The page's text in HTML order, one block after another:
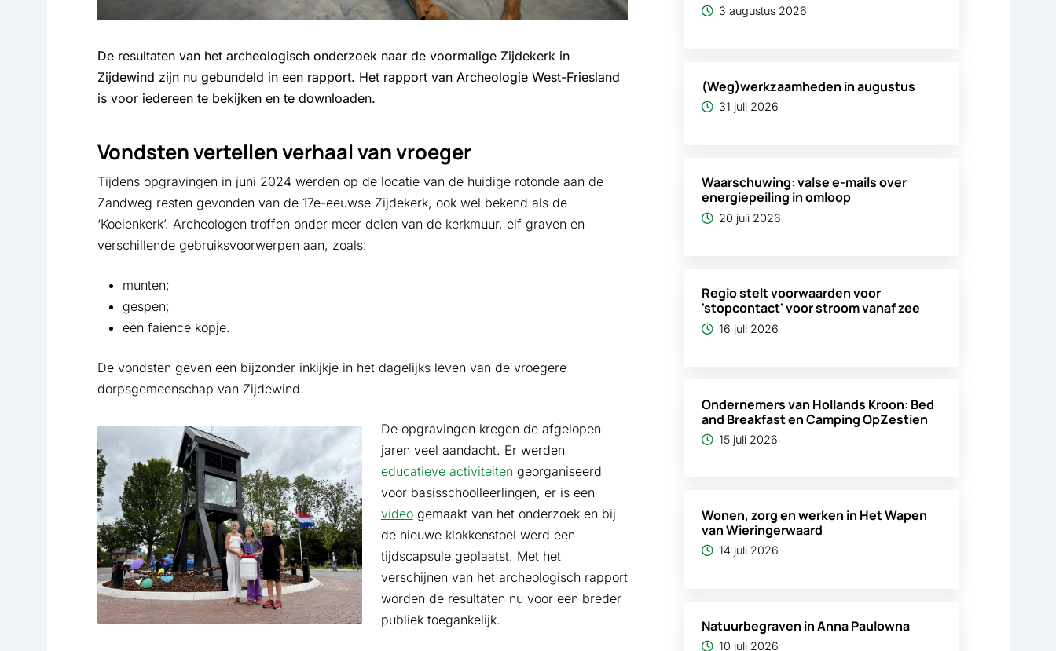
De resultaten van het archeologisch onderzoek naar de voormalige Zijdekerk in
Zijdewind zijn nu gebundeld in een rapport. Het rapport van Archeologie West-Friesland
is voor iedereen te bekijken en te downloaden.
Vondsten vertellen verhaal van vroeger
Tijdens opgravingen in juni 2024 werden op de locatie van de huidige rotonde aan de
Zandweg resten gevonden van de 17e-eeuwse Zijdekerk, ook wel bekend als de
‘Koeienkerk’. Archeologen troffen onder meer delen van de kerkmuur, elf graven en
verschillende gebruiksvoorwerpen aan, zoals:
munten;
gespen;
een faience kopje.
De vondsten geven een bijzonder inkijkje in het dagelijks leven van de vroegere
dorpsgemeenschap van Zijdewind.
De opgravingen kregen de afgelopen
jaren veel aandacht. Er werden
educatieve activiteiten georganiseerd
voor basisschoolleerlingen, er is een
videogemaakt van het onderzoek en bij
de nieuwe klokkenstoel werd een
tijdscapsule geplaatst. Met het
verschijnen van het archeologisch rapport
worden de resultaten nu voor een breder
publiek toegankelijk.
3 augustus 2026
(Weg)werkzaamheden in augustus
31 juli 2026
Waarschuwing: valse e-mails over
energiepeiling in omloop
20 juli 2026
Regio stelt voorwaarden voor
'stopcontact' voor stroom vanaf zee
16 juli 2026
Ondernemers van Hollands Kroon: Bed
and Breakfast en Camping OpZestien
15 juli 2026
Wonen, zorg en werken in Het Wapen
van Wieringerwaard
14 juli 2026
Natuurbegraven in Anna Paulowna
10 juli 2026